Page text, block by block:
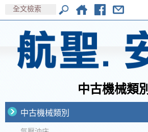
中古機械類別
中古機械類別